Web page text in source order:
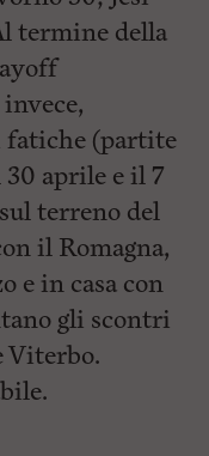
termine della
fatiche (partite
aprile e il 7
terreno del
il Romagna,
e in casa con
gli scontri
Viterbo.